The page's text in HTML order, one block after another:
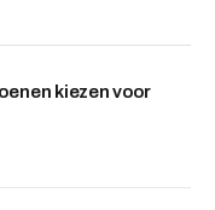
kiezen voor